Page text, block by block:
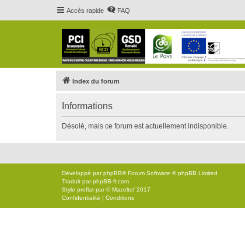
Accès rapide FAQ
Index du forum
Informations
Désolé, mais ce forum est actuellement indisponible.
Développé parphpBB® Forum Software © phpBB Limited
Traduit parphpBB-fr.com
Style proflat par ©Mazeltof 2017
Confidentialité | Conditions